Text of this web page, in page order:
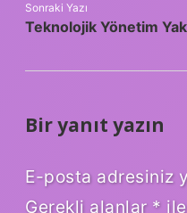
Sonraki Yazı
Teknolojik Yönetim
Bir yanıt yazın
E-posta adresiniz
Gerekli alanlar *